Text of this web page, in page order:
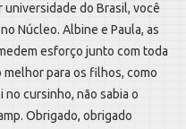
do Brasil, você
Núcleo. Albine e Paula, as
esforço junto com toda
para os filhos, como
cursinho, não sabia o
Obrigado, obrigado